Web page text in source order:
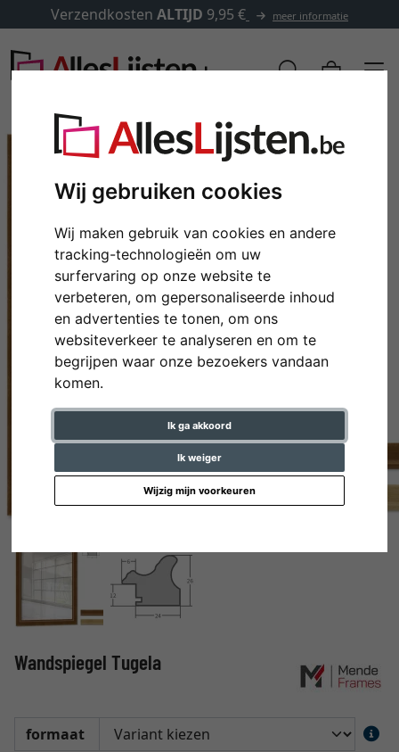
Wij gebruiken cookies
Wij maken gebruik van cookies en andere
tracking-technologieën om uw
surfervaring op onze website te
verbeteren, om gepersonaliseerde inhoud
en advertenties te tonen, om ons
websiteverkeer te analyseren en om te
begrijpen waar onze bezoekers vandaan
komen.
Ik ga akkoord
Ik weiger
Wijzig mijn voorkeuren
Verzendkosten ALTIJD 9,95 € meer informatie
Terug
Wandspiegel Tugela
formaat